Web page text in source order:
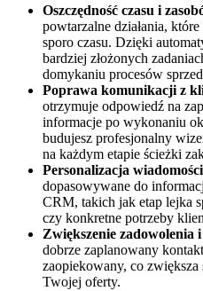
Oszczędność czasu i
powtarzalne działania,
sporo czasu. Dzięki
bardziej złożonych
domykaniu procesów
Poprawa komunikacji z
otrzymuje odpowiedź na
informacje po wykonaniu
budujesz profesjonalny
na każdym etapie ścieżki
Personalizacja wiadomości
dopasowywane do
CRM, takich jak etap lejka
czy konkretne potrzeby
Zwiększenie zadowolenia
dobrze zaplanowany
zaopiekowany, co zwiększa
Twojej oferty.